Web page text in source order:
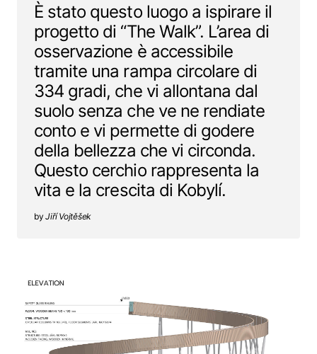
È stato questo luogo a ispirare il
progetto di “The Walk”. L’area di
osservazione è accessibile
tramite una rampa circolare di
334 gradi, che vi allontana dal
suolo senza che ve ne rendiate
conto e vi permette di godere
della bellezza che vi circonda.
Questo cerchio rappresenta la
vita e la crescita di Kobylí.
Jiří Vojtěšek